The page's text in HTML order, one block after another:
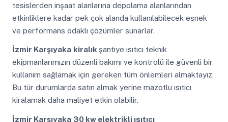
tesislerden inşaat alanlarına depolama alanlarından
etkinliklere kadar pek çok alanda kullanılabilecek esnek
ve performans odaklı çözümler sunarlar.
İzmir Karşıyaka kiralık şantiye ısıtıcı teknik
ekipmanlarımızın düzenli bakımı ve kontrolü ile güvenli bir
kullanım sağlamak için gereken tüm önlemleri almaktayız.
Bu tür durumlarda satın almak yerine mazotlu ısıtıcı
kiralamak daha maliyet etkin olabilir.
İzmir Karşıyaka 30 kw elektrikli ısıtıcı